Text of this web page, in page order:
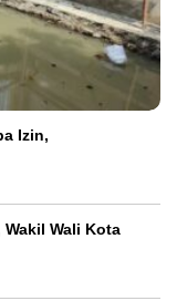
Izin,
Wakil Wali Kota